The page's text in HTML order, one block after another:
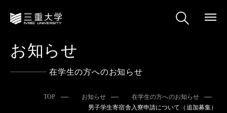
お知らせ
在学生の方へのお知らせ
TOP お知らせ
在学生の方へのお知らせ
男子学生寄宿舎入寮申請について（追加募集）